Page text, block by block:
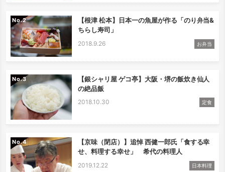
No.
【根津 松本】日本一の魚屋が作る「のり弁当&
ちらし寿司」
2018.9.26 お弁当
No.
【銀シャリ屋 ゲコ亭】大阪・堺の飯炊き仙人
の絶品飯
2018.10.30 定食
No.
【京味（閉店）】追悼 西健一郎氏「食する幸
せ、料理する幸せ」 希代の料理人
2019.12.22 日本料理